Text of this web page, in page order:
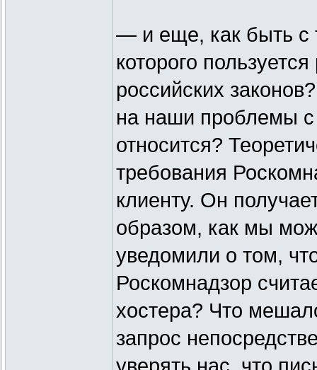
— и еще, как быть с
которого
российских
на наши проблемы с
относится?
требования
клиенту. Он
образом, как мы
уведомили о том,
Роскомнадзор
хостера? Что
запрос